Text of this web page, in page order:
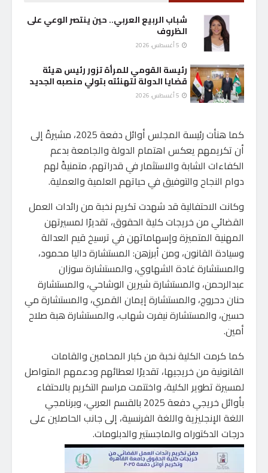
شباب الربيع العربي.. حين ينتصر الوعي على
الظروف
رئيسة القومي للمرأة تزور رئيس هيئة
قضايا الدولة لتهنئته بتولي منصبه الجديد
كما هنأت رئيسة المجلس أوائل دفعة 2025، مشيرةً إلى
أن تكريمهم يعكس اهتمام الدولة والجامعة بدعم
الكفاءات الشابة والاستثمار في قدراتهم، متمنيةً لهم
دوام النجاح والتوفيق في حياتهم العلمية والعملية.
وكانت الاحتفالية قد شهدت تكريم نخبة من رائدات العمل
القضائي من خريجات كلية الحقوق، تقديرًا لمسيرتهن
المهنية المتميزة وإسهاماتهن في ترسيخ قيم العدالة
وسيادة القانون، ومن أبرزهن: المستشارة داليا محمود،
والمستشارة غادة الشهاوي، والمستشارة سوزان
عبدالرحمن، والمستشارة شيرين الوشاحي، والمستشارة
حنان دحروج، والمستشارة إيمان القمري، والمستشارة مي
حسين، والمستشارة نيفرت شهاب، والمستشارة هبة صلاح
أمين.
كما كرمت الكلية نخبة من كبار المحامين والقامات
القانونية من خريجيها، تقديرًا لعطائهم ودعمهم المتواصل
لمسيرة تطوير الكلية، واختتمت مراسم التكريم بالاحتفاء
بأوائل خريجي دفعة 2025 بالقسم العربي، وبرنامجي
اللغة الإنجليزية واللغة الفرنسية، إلى جانب الحاصلين على
درجات الدكتوراه والماجستير والدبلومات.